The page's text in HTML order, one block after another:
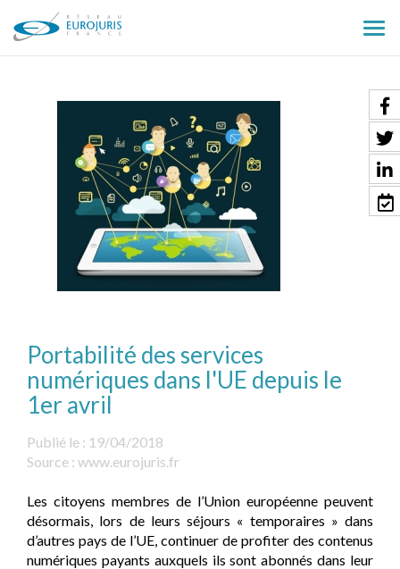
le
Portabilité des services
numériques dans l'UE depuis le
1er avril
Publié le : 19/04/2018
Source : www.eurojuris.fr
Les citoyens membres de l’Union européenne peuvent
désormais, lors de leurs séjours « temporaires » dans
d’autres pays de l’UE, continuer de profiter des contenus
numériques payants auxquels ils sont abonnés dans leur